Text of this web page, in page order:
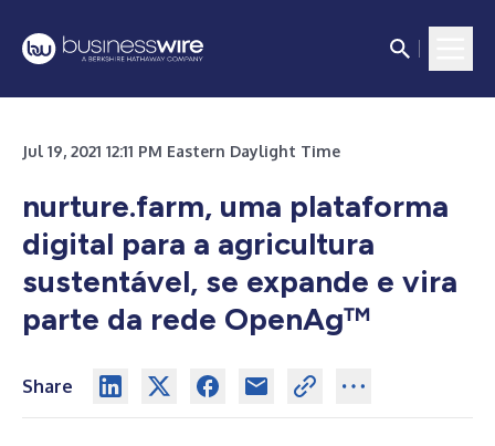
Jul 19, 2021 12:11 PM Eastern Daylight Time
nurture.farm, uma plataforma
digital para a agricultura
sustentável, se expande e vira
parte da rede OpenAg™
Share